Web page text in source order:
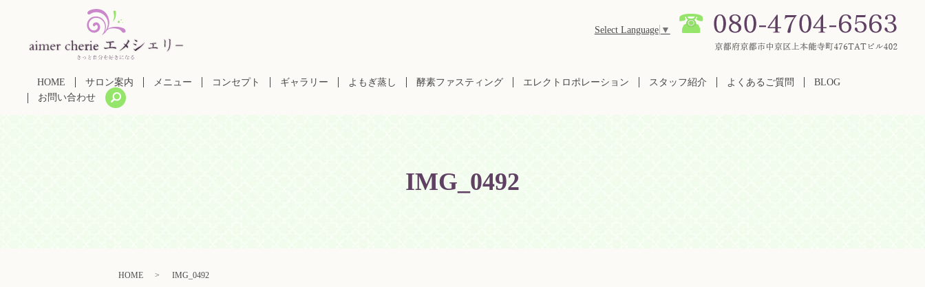
Select Language ▼
HOME サロン案内 メニュー コンセプト ギャラリー よもぎ蒸し 酵素ファスティング エレクトロポレーション スタッフ紹介 よくあるご質問
BLOG
お問い合わせ
IMG_0492
HOME IMG_0492